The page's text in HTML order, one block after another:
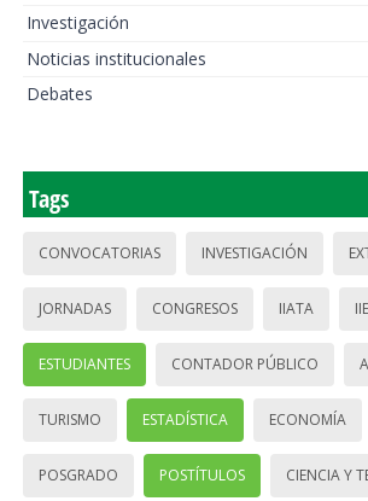
Investigación
Noticias institucionales
Debates
Tags
CONVOCATORIAS INVESTIGACIÓN
JORNADAS CONGRESOS IIATA IIE
ESTUDIANTES CONTADOR PÚBLICO
TURISMO ESTADÍSTICA ECONOMÍA
POSGRADO POSTÍTULOS CIENCIA Y